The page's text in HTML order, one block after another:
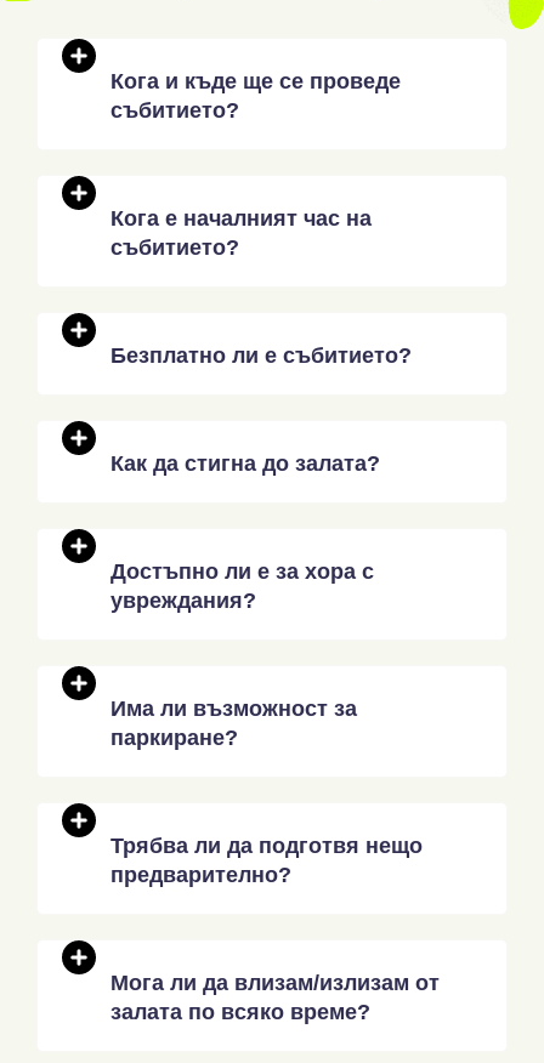
Кога и къде ще се проведе
събитието?
Кога е началният час на
събитието?
Безплатно ли е събитието?
Как да стигна до залата?
Достъпно ли е за хора с
увреждания?
Има ли възможност за
паркиране?
Трябва ли да подготвя нещо
предварително?
Мога ли да влизам/излизам от
залата по всяко време?